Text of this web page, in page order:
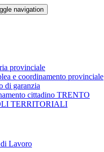
navigation
provinciale
e coordinamento provinciale
di garanzia
cittadino TRENTO
TERRITORIALI
Lavoro